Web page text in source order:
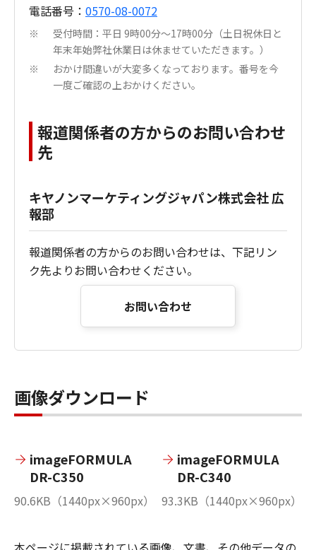
電話番号： 0570-08-0072
※
受付時間：平日 9時00分～17時00分（土日祝休日と
年末年始弊社休業日は休ませていただきます。）
※
おかけ間違いが大変多くなっております。番号を今
一度ご確認の上おかけください。
報道関係者の方からのお問い合わせ
先
キヤノンマーケティングジャパン株式会社 広
報部
報道関係者の方からのお問い合わせは、下記リン
ク先よりお問い合わせください。
お問い合わせ
画像ダウンロード
imageFORMULA
DR-C350
90.6KB（1440px×960px）
imageFORMULA
DR-C340
93.3KB（1440px×960px）